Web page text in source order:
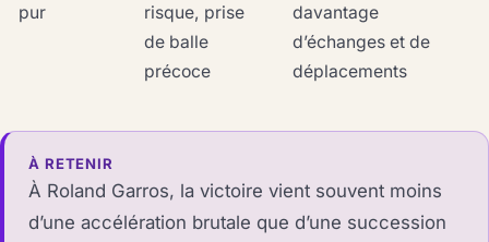
pur
risque, prise
de balle
précoce
davantage
d’échanges et de
déplacements
À RETENIR
À Roland Garros, la victoire vient souvent moins
d’une accélération brutale que d’une succession